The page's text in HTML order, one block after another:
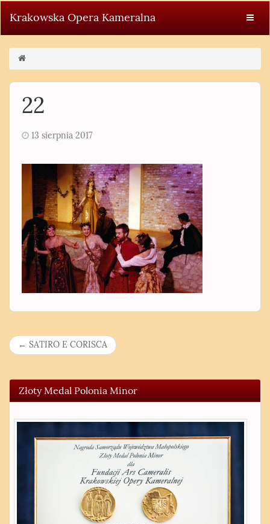
Krakowska Opera Kameralna
22
13 sierpnia 2017
N
w
i
a
c
← SATIRO E CORISCA
Złoty Medal Polonia Minor